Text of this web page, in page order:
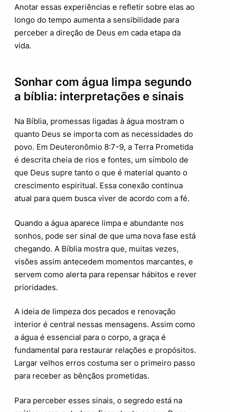
Anotar essas experiências e refletir sobre elas ao
longo do tempo aumenta a sensibilidade para
perceber a direção de Deus em cada etapa da
vida.
Sonhar com água limpa segundo
a bíblia: interpretações e sinais
Na Bíblia, promessas ligadas à água mostram o
quanto Deus se importa com as necessidades do
povo. Em Deuteronômio 8:7-9, a Terra Prometida
é descrita cheia de rios e fontes, um símbolo de
que Deus supre tanto o que é material quanto o
crescimento espiritual. Essa conexão continua
atual para quem busca viver de acordo com a fé.
Quando a água aparece limpa e abundante nos
sonhos, pode ser sinal de que uma nova fase está
chegando. A Bíblia mostra que, muitas vezes,
visões assim antecedem momentos marcantes, e
servem como alerta para repensar hábitos e rever
prioridades.
A ideia de limpeza dos pecados e renovação
interior é central nessas mensagens. Assim como
a água é essencial para o corpo, a graça é
fundamental para restaurar relações e propósitos.
Largar velhos erros costuma ser o primeiro passo
para receber as bênçãos prometidas.
Para perceber esses sinais, o segredo está na